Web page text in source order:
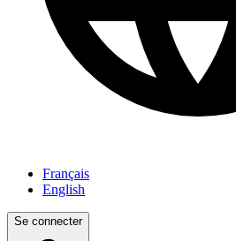
Français
English
Se connecter